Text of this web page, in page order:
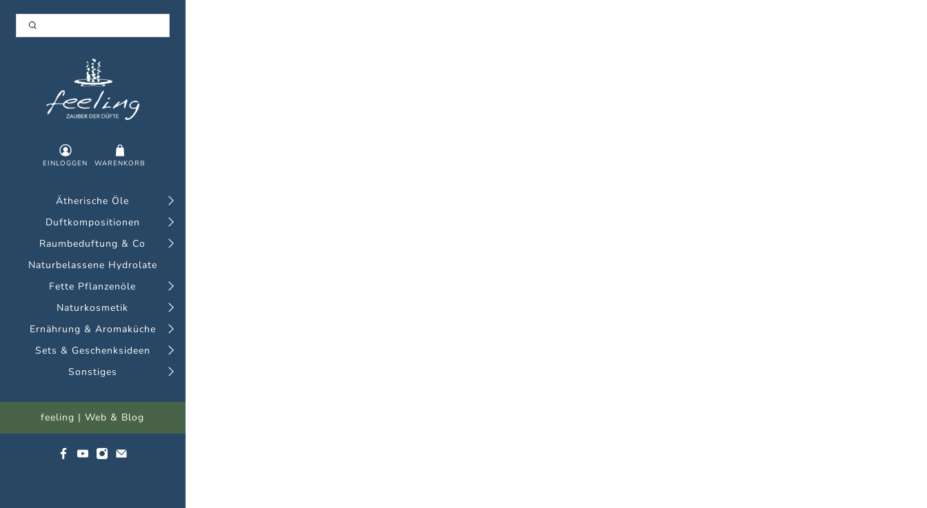
feeling
-
Zauber
der
Düfte
EINLOGGEN WARENKORB
Ätherische Öle
Duftkompositionen
Raumbeduftung & Co
Naturbelassene Hydrolate
Fette Pflanzenöle
Naturkosmetik
Ernährung & Aromaküche
Sets & Geschenksideen
Sonstiges
feeling | Web & Blog